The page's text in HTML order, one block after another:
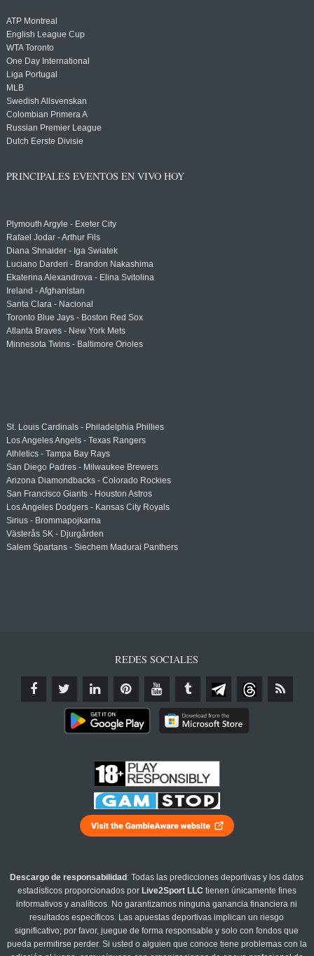
ATP Montreal
English League Cup
WTA Toronto
One Day International
Liga Portugal
MLB
Swedish Allsvenskan
Colombian Primera A
Russian Premier League
Dutch Eerste Divisie
PRINCIPALES EVENTOS EN VIVO HOY
Plymouth Argyle - Exeter City
Rafael Jodar - Arthur Fils
Diana Shnaider - Iga Swiatek
Luciano Darderi - Brandon Nakashima
Ekaterina Alexandrova - Elina Svitolina
Ireland - Afghanistan
Santa Clara - Nacional
Toronto Blue Jays - Boston Red Sox
Atlanta Braves - New York Mets
Minnesota Twins - Baltimore Orioles
St. Louis Cardinals - Philadelphia Phillies
Los Angeles Angels - Texas Rangers
Athletics - Tampa Bay Rays
San Diego Padres - Milwaukee Brewers
Arizona Diamondbacks - Colorado Rockies
San Francisco Giants - Houston Astros
Los Angeles Dodgers - Kansas City Royals
Sirius - Brommapojkarna
Västerås SK - Djurgården
Salem Spartans - Siechem Madurai Panthers
REDES SOCIALES
Descargo de responsabilidad : Todas las predicciones deportivas y los datos
estadísticos proporcionados por Live2Sport LLC tienen únicamente fines
informativos y analíticos. No garantizamos ninguna ganancia financiera ni
resultados específicos. Las apuestas deportivas implican un riesgo
significativo; por favor, juegue de forma responsable y solo con fondos que
pueda permitirse perder. Si usted o alguien que conoce tiene problemas con la